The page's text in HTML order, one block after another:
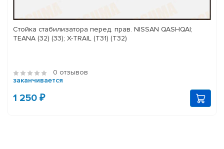
Стойка стабилизатора перед. прав. NISSAN QASHQAI;
TEANA (32) (33); X-TRAIL (T31) (T32)
0 отзывов
заканчивается
1 250 ₽